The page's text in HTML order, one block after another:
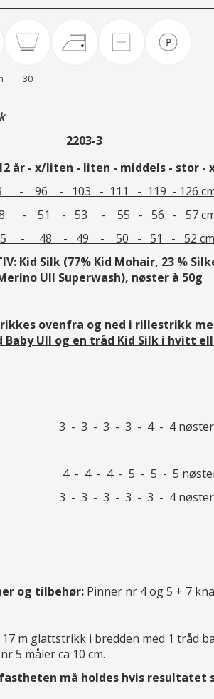
30
2203-3
år - x/liten - liten - middels - stor -
- 96 - 103 - 111 - 119 - 126
- 51 - 53 - 55 - 56 - 57
- 48 - 49 - 50 - 51 - 52 cm
Kid Silk (77% Kid Mohair, 23 %
Ull Superwash), nøster à 50g
ovenfra og ned i rillestrikk
Ull og en tråd Kid Silk i hvitt
3 - 3 - 3 - 3 - 4 - 4 nøster
4 - 4 - 4 - 5 - 5 - 5
3 - 3 - 3 - 3 - 3 - 4 nøster
og tilbehør: Pinner nr 4 og 5 + 7
17 m glattstrikk i bredden med 1 tråd
5 måler ca 10 cm.
må holdes hvis resultatet